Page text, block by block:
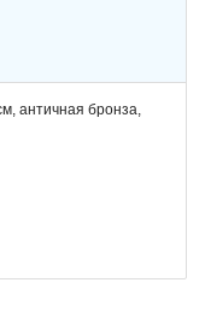
античная бронза,